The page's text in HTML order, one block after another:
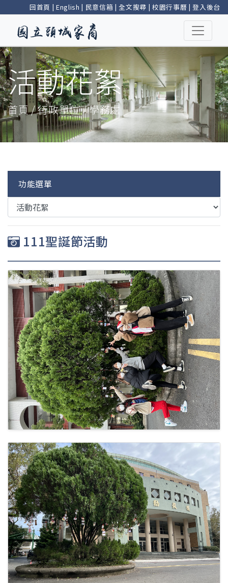
回首頁 | English | 民意信箱 |全文搜尋 | 校園行事曆 |登入後台
活動花絮
首頁 / 行政單位 / 學務處
功能選單
111聖誕節活動